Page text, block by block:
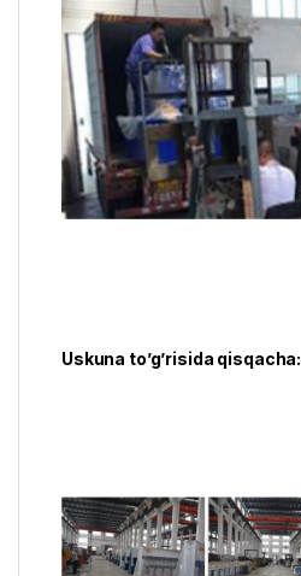
Uskuna to’g’risida qisqacha: